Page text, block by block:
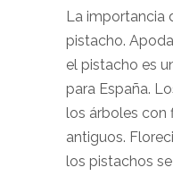
La importancia
pistacho.
el pistacho es
para España.
los árboles con
antiguos.
los pistachos